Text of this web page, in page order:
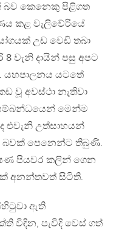
බව කෙනෙකු පිළිගත
කළ වැලිවේරියේ
උඩ වෙඩි තබා
වැනි දායින් පසු අපට
යහපාලනය යටතේ
වූ අවස්ථා නැතිවා
මෙන්ම
එවැනි උත්සාහයන්
බවක් පෙනෙන්ට තිබුණි.
පියවර කලින් ගෙන
අනන්තවත් සිටිති.
ඇති
විඳින, පැවිදි වෙස් ගත්